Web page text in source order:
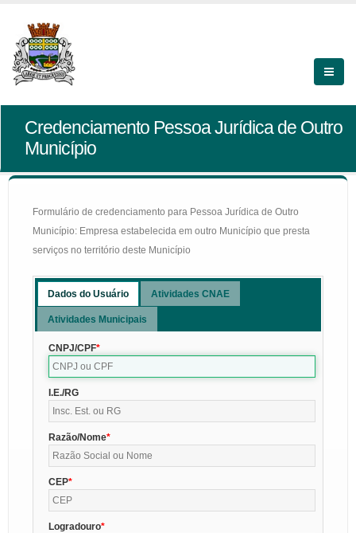
Credenciamento Pessoa Jurídica de Outro
Município
Formulário de credenciamento para Pessoa Jurídica de Outro
Município: Empresa estabelecida em outro Município que presta
serviços no território deste Município
Dados do Usuário Atividades CNAE
Atividades Municipais
CNPJ/CPF
I.E./RG
Razão/Nome
CEP
Logradouro